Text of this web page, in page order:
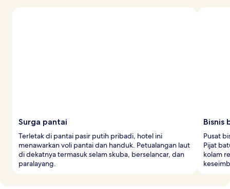
Surga pantai
Terletak di pantai pasir putih pribadi, hotel ini
menawarkan voli pantai dan handuk. Petualangan laut
di dekatnya termasuk selam skuba, berselancar, dan
paralayang.
Bisnis
Pusat
Pijat
kolam